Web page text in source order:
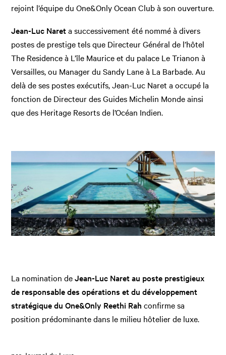
rejoint l’équipe du One&Only Ocean Club à son ouverture.
Jean-Luc Nareta successivement été nommé à divers
postes de prestige tels que Directeur Général de l’hôtel
The Residence à L’île Maurice et du palace Le Trianon à
Versailles, ou Manager du Sandy Lane à La Barbade. Au
delà de ses postes exécutifs, Jean-Luc Naret a occupé la
fonction de Directeur des Guides Michelin Monde ainsi
que des Heritage Resorts de l’Océan Indien.
La nomination deJean-Luc Naret au poste prestigieux
de responsable des opérations et du développement
stratégique du One&Only Reethi Rah confirme sa
position prédominante dans le milieu hôtelier de luxe.